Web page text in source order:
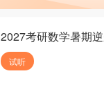
2027考研数学暑期
试听